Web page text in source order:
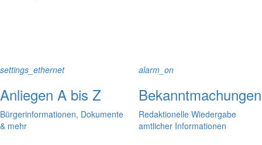
settings_ethernet
Anliegen A bis Z
Bürgerinformationen, Dokumente
& mehr
alarm_on
Bekanntmachungen
Redaktionelle Wiedergabe
amtlicher Informationen